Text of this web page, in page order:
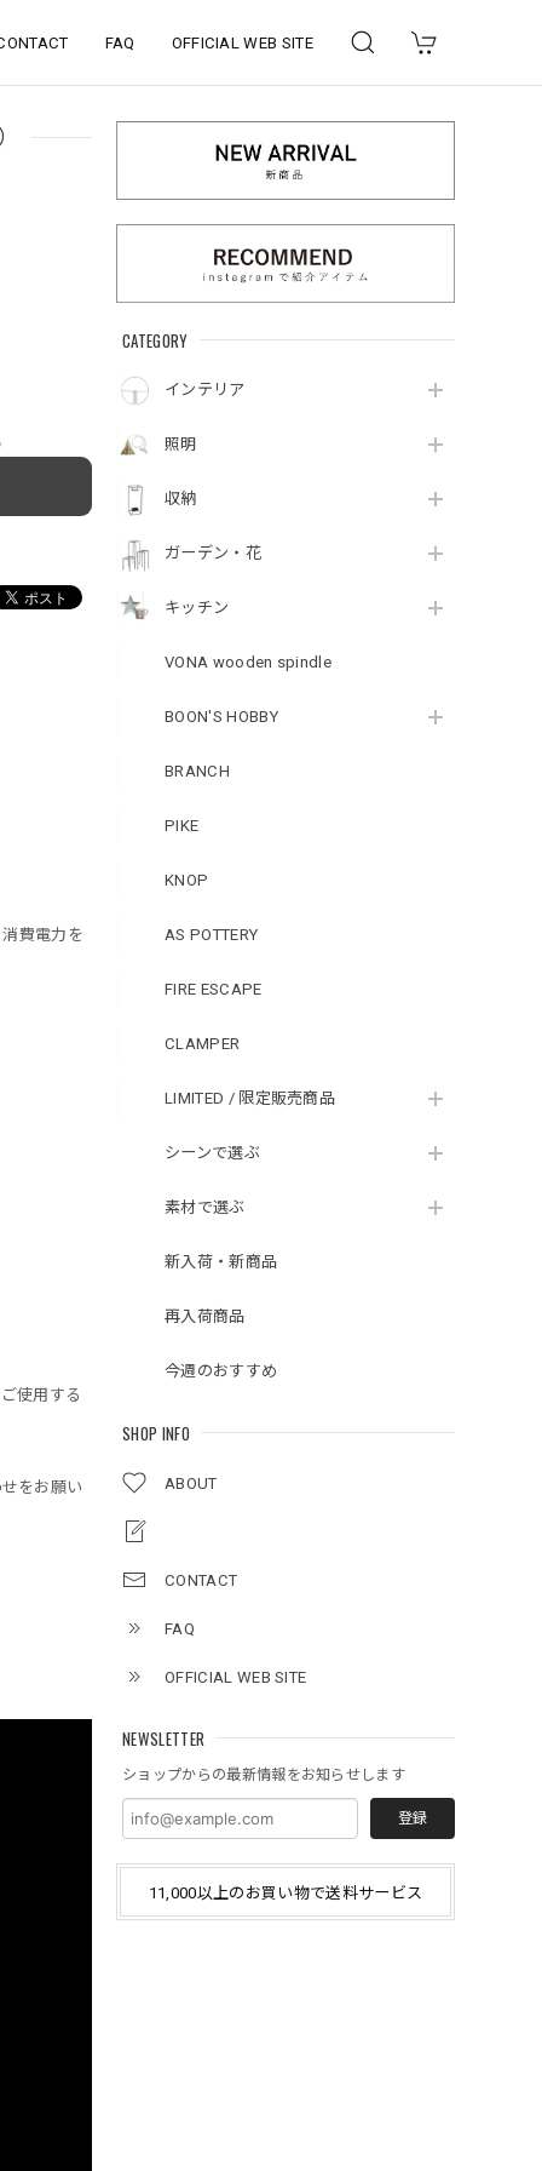
FAQ OFFICIAL WEB SITE
CATEGORY
インテリア
照明
収納
ガーデン・花
キッチン
VONA wooden spindle
BOON'S HOBBY
BRANCH
PIKE
KNOP
AS POTTERY
FIRE ESCAPE
CLAMPER
LIMITED / 限定販売商品
シーンで選ぶ
素材で選ぶ
新入荷・新商品
再入荷商品
今週のおすすめ
SHOP INFO
ABOUT
CONTACT
FAQ
OFFICIAL WEB SITE
NEWSLETTER
ショップからの最新情報をお知らせします
登録
11,000以上のお買い物で送料サービス
費電力を
使用する
をお願い